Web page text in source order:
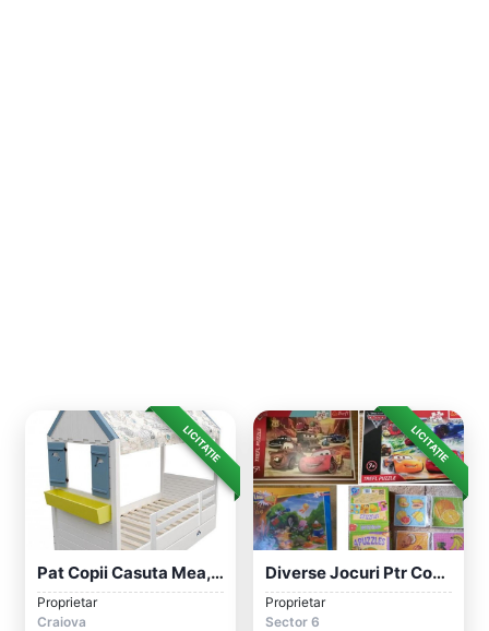
LICITAȚIE
Pat Copii Casuta Mea, Lemn Masiv Molid,...
Proprietar
Craiova
LICITAȚIE
Diverse Jocuri Ptr Copii De 5-10 Ani Tri...
Proprietar
Sector 6